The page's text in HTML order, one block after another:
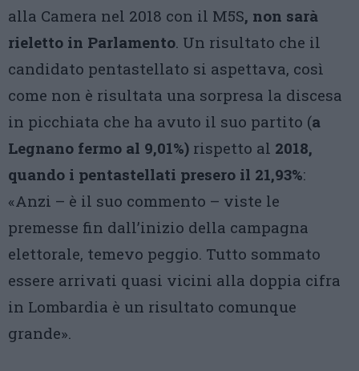
alla Camera nel 2018 con il M5S, non sarà
rieletto in Parlamento. Un risultato che il
candidato pentastellato si aspettava, così
come non è risultata una sorpresa la discesa
in picchiata che ha avuto il suo partito (a
Legnano fermo al 9,01%) rispetto al 2018,
quando i pentastellati presero il 21,93%:
«Anzi – è il suo commento – viste le
premesse fin dall’inizio della campagna
elettorale, temevo peggio. Tutto sommato
essere arrivati quasi vicini alla doppia cifra
in Lombardia è un risultato comunque
grande».